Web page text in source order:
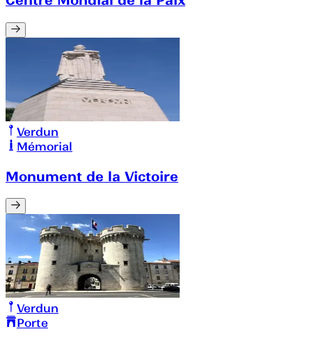
Verdun
Mémorial
Monument de la Victoire
Verdun
Porte